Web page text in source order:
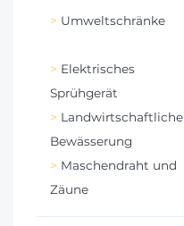
Umweltschränke
Elektrisches
Sprühgerät
Landwirtschaftliche
Bewässerung
Maschendraht und
Zäune